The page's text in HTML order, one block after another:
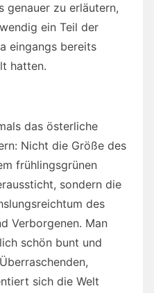
genauer zu erläutern,
ein Teil der
eingangs bereits
hatten.
das österliche
Nicht die Größe des
frühlingsgrünen
sondern die
des
Verborgenen. Man
schön bunt und
sich die Welt